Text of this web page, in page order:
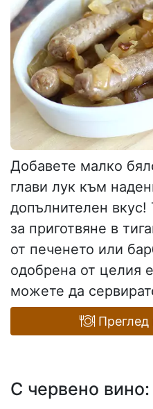
Добавете малко
глави лук към
допълнителен вкус!
за приготвяне в
от печенето или
одобрена от целия
можете да
Преглед
С червено вино: